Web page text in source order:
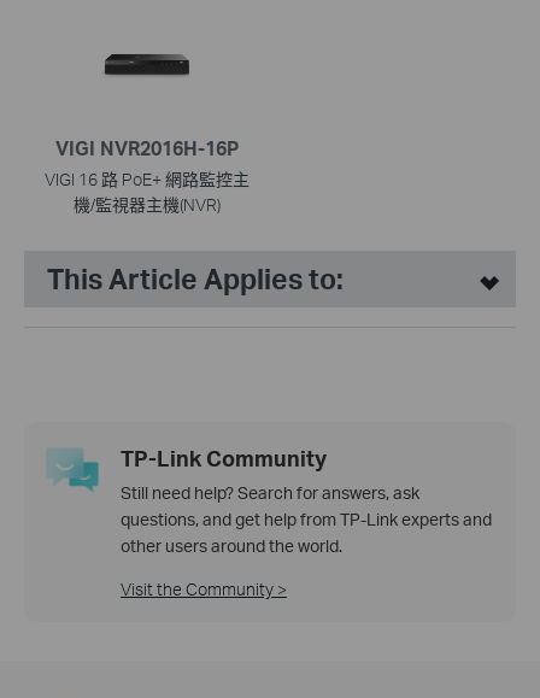
VIGI NVR2016H-16P
VIGI 16 路 PoE+ 網路監控主
機/監視器主機(NVR)
This Article Applies to:
TP-Link Community
Still need help? Search for answers, ask
questions, and get help from TP-Link experts and
other users around the world.
Visit the Community >